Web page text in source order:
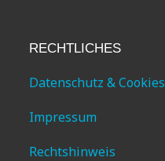
RECHTLICHES
Datenschutz & Cookies
Impressum
Rechtshinweis